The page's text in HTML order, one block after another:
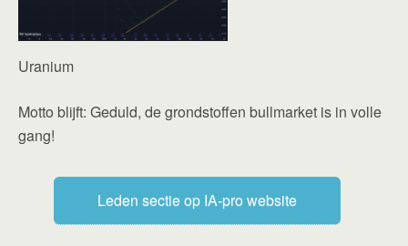
Uranium
Motto blijft: Geduld, de grondstoffen bullmarket is in volle
gang!
Leden sectie op IA-pro website